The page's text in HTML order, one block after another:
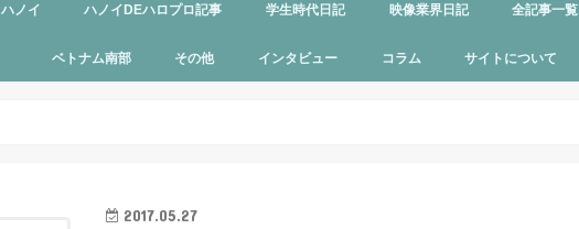
ハノイ
旅行者向け ベトナム料理
多国籍料理
ハンバーガー
カフェ
中華料理
日本食
ラーメン
デリバリーサービス
パブ／バー
マッサージ
ヘルスケア
ハノイ近郊観光
アンケート
ハノイDEハロプロ記事 学生時代日記 映像業界日記 全記事一覧
ベトナム南部 その他 インタビュー コラム サイトについて
2017.05.27